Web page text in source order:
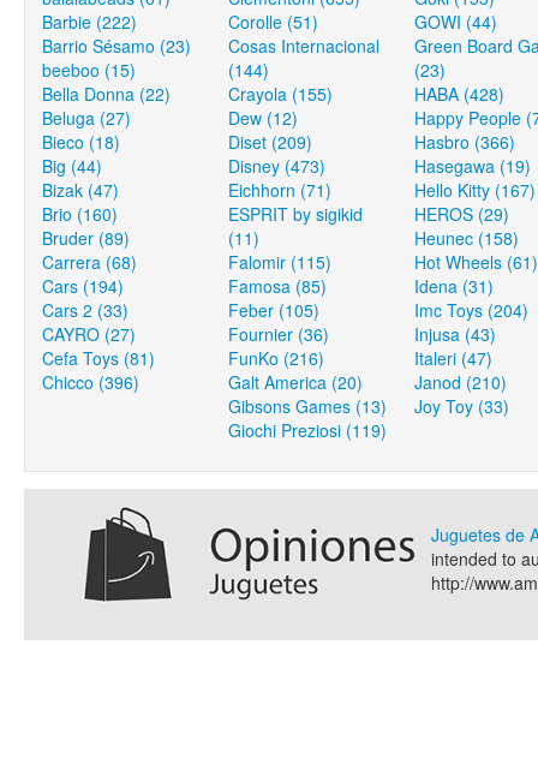
Barbie (222)
Barrio Sésamo (23)
beeboo (15)
Bella Donna (22)
Beluga (27)
Bieco (18)
Big (44)
Bizak (47)
Brio (160)
Bruder (89)
Carrera (68)
Cars (194)
Cars 2 (33)
CAYRO (27)
Cefa Toys (81)
Chicco (396)
Corolle (51)
Cosas Internacional
(144)
Crayola (155)
Dew (12)
Diset (209)
Disney (473)
Eichhorn (71)
ESPRIT by sigikid
(11)
Falomir (115)
Famosa (85)
Feber (105)
Fournier (36)
FunKo (216)
Galt America (20)
Gibsons Games (13)
Giochi Preziosi (119)
GOWI (44)
Green Board
(23)
HABA (428)
Happy People
Hasbro (366)
Hasegawa (19)
Hello Kitty (167)
HEROS (29)
Heunec (158)
Hot Wheels (61)
Idena (31)
Imc Toys (204)
Injusa (43)
Italeri (47)
Janod (210)
Joy Toy (33)
Juguetes de
intended to
http://